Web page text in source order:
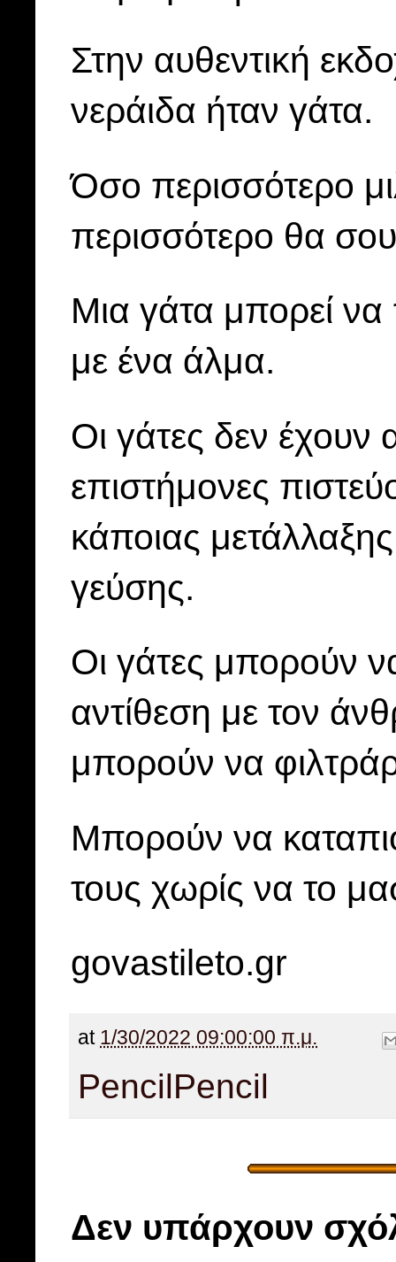
Στην αυθεντική
νεράιδα ήταν γάτα.
Όσο περισσότερο
περισσότερο θα
Μια γάτα μπορεί
με ένα άλμα.
Οι γάτες δεν έχουν
επιστήμονες
κάποιας
γεύσης.
Οι γάτες μπορούν
αντίθεση με τον
μπορούν να
Μπορούν να
τους χωρίς να το
govastileto.gr
at 1/30/2022 09:00:00 π.μ.
PencilPencil
Δεν υπάρχουν